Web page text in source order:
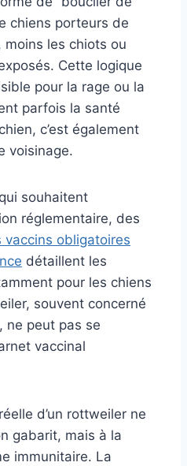
chiens porteurs de
les chiots ou
Cette logique
pour la rage ou la
parfois la santé
c’est également
voisinage.
souhaitent
réglementaire, des
vaccins obligatoires
détaillent les
pour les chiens
souvent concerné
ne peut pas se
vaccinal
d’un rottweiler ne
gabarit, mais à la
immunitaire. La